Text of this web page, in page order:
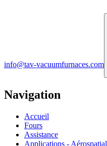
info@tav-vacuumfurnaces.com
Navigation
Accueil
Fours
Assistance
Applications - Aérospatial